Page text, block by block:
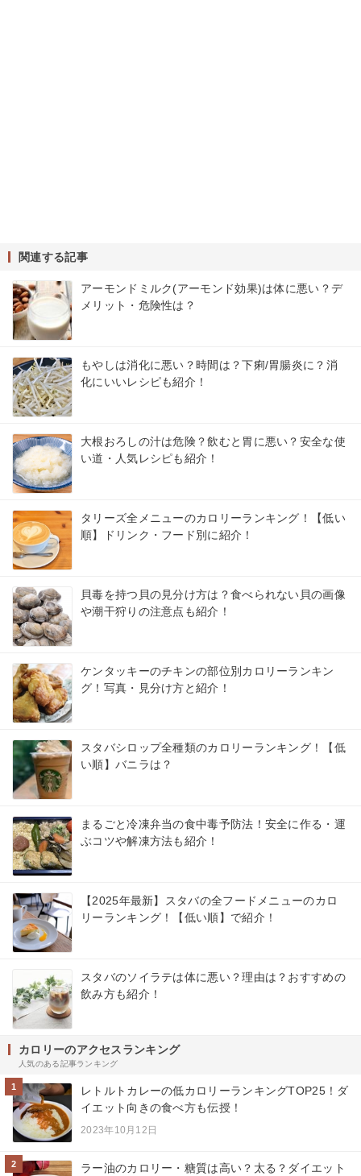
関連する記事
アーモンドミルク(アーモンド効果)は体に悪い？デ
メリット・危険性は？
もやしは消化に悪い？時間は？下痢/胃腸炎に？消
化にいいレシピも紹介！
大根おろしの汁は危険？飲むと胃に悪い？安全な使
い道・人気レシピも紹介！
タリーズ全メニューのカロリーランキング！【低い
順】ドリンク・フード別に紹介！
貝毒を持つ貝の見分け方は？食べられない貝の画像
や潮干狩りの注意点も紹介！
ケンタッキーのチキンの部位別カロリーランキン
グ！写真・見分け方と紹介！
スタバシロップ全種類のカロリーランキング！【低
い順】バニラは？
まるごと冷凍弁当の食中毒予防法！安全に作る・運
ぶコツや解凍方法も紹介！
【2025年最新】スタバの全フードメニューのカロ
リーランキング！【低い順】で紹介！
スタバのソイラテは体に悪い？理由は？おすすめの
飲み方も紹介！
カロリーのアクセスランキング
人気のある記事ランキング
1
レトルトカレーの低カロリーランキングTOP25！ダ
イエット向きの食べ方も伝授！
2023年10月12日
2
ラー油のカロリー・糖質は高い？太る？ダイエット